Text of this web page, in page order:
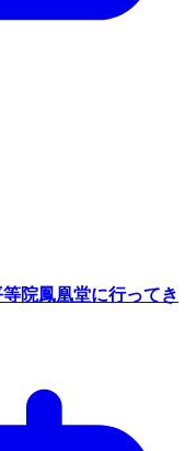
院鳳凰堂に行ってき